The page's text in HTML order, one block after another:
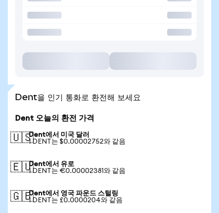
Dent을 인기 통화로 환전해 보세요
Dent 오늘의 환전 가격
🇺🇸Dent에서 미국 달러
1 DENT는 $0.00002752와 같음
🇪🇺Dent에서 유로
1 DENT는 €0.00002381와 같음
🇬🇧Dent에서 영국 파운드 스털링
1 DENT는 £0.0000204와 같음